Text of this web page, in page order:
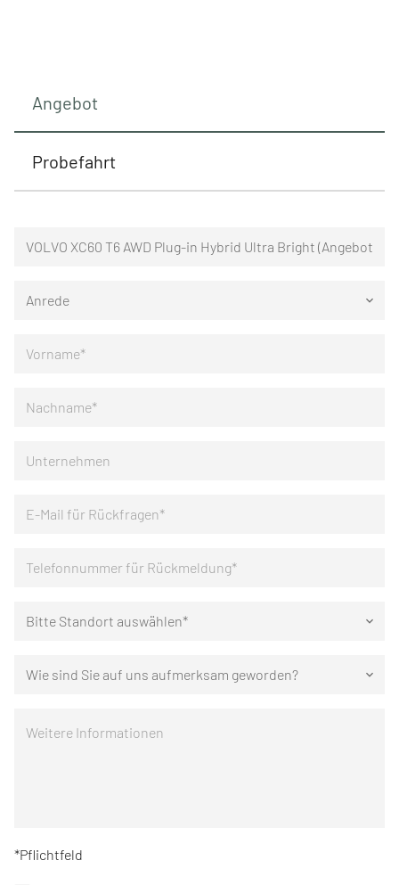
Angebot
Probefahrt
Anrede keyboard_arrow_down
Bitte Standort auswählen* keyboard_arrow_down
Wie sind Sie auf uns aufmerksam geworden? keyboard_arrow_down
*Pflichtfeld